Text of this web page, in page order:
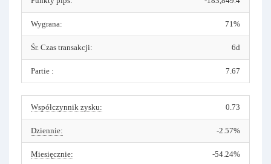
Wygrana: 71%
Śr. Czas transakcji: 6d
Partie : 7.67
Współczynnik zysku: 0.73
Dziennie: -2.57%
Miesięcznie: -54.24%